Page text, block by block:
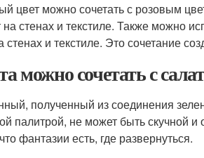
цвет можно сочетать с розовым
стенах и текстиле. Также можно
стенах и текстиле. Это сочетание
можно сочетать с
полученный из соединения
палитрой, не может быть скучной
фантазии есть, где развернуться.